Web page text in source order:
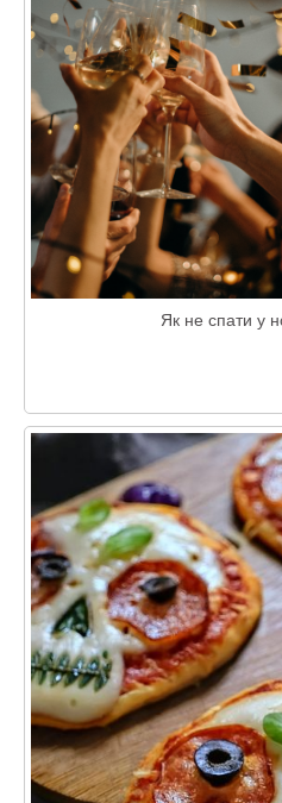
Як не спати у